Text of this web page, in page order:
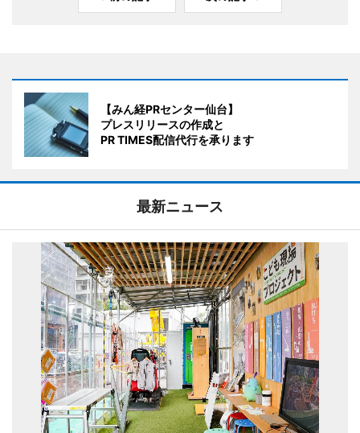
【みん経PRセンター仙台】
プレスリリースの作成と
PR TIMES配信代行を承ります
最新ニュース